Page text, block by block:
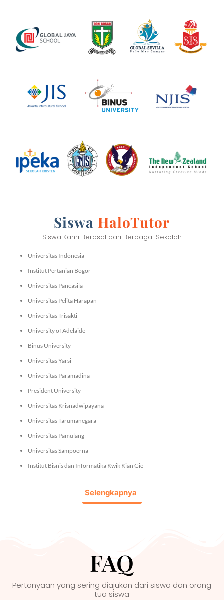
Siswa HaloTutor
Siswa Kami Berasal dari Berbagai Sekolah
Universitas Indonesia
Institut Pertanian Bogor
Universitas Pancasila
Universitas Pelita Harapan
Universitas Trisakti
University of Adelaide
Binus University
Universitas Yarsi
Universitas Paramadina
President University
Universitas Krisnadwipayana
Universitas Tarumanegara
Universitas Pamulang
Universitas Sampoerna
Institut Bisnis dan Informatika Kwik Kian Gie
Selengkapnya
FAQ
Pertanyaan yang sering diajukan dari siswa dan orang
tua siswa